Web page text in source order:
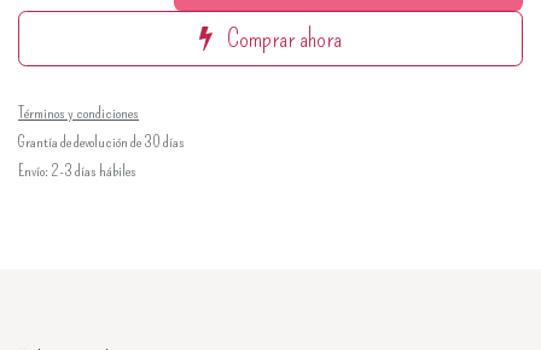
Comprar ahora
Términos y condiciones
Grantía de devolución de 30 días
Envío: 2-3 días hábiles